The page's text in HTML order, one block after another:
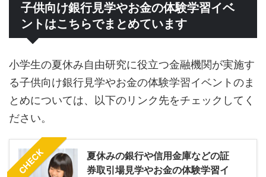
子供向け銀行見学やお金の体験学習イベ
ントはこちらでまとめています
小学生の夏休み自由研究に役立つ金融機関が実施す
る子供向け銀行見学やお金の体験学習イベントのま
とめについては、以下のリンク先をチェックしてく
ださい。
CHECK
夏休みの銀行や信用金庫などの証
券取引場見学やお金の体験学習イ